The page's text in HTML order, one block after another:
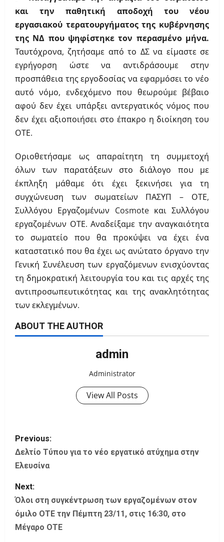
και την παθητική αποδοχή του νέου
εργασιακού τερατουργήματος της κυβέρνησης
της ΝΔ που ψηφίστηκε τον περασμένο μήνα.
Ταυτόχρονα, ζητήσαμε από το ΔΣ να είμαστε σε
εγρήγορση ώστε να αντιδράσουμε στην
προσπάθεια της εργοδοσίας να εφαρμόσει το νέο
αυτό νόμο, ενδεχόμενο που θεωρούμε βέβαιο
αφού δεν έχει υπάρξει αντεργατικός νόμος που
δεν έχει αξιοποιήσει στο έπακρο η διοίκηση του
ΟΤΕ.
Οριοθετήσαμε ως απαραίτητη τη συμμετοχή
όλων των παρατάξεων στο διάλογο που με
έκπληξη μάθαμε ότι έχει ξεκινήσει για τη
συγχώνευση των σωματείων ΠΑΣΥΠ – ΟΤΕ,
Συλλόγου Εργαζομένων Cosmote και Συλλόγου
εργαζομένων ΟΤΕ. Αναδείξαμε την αναγκαιότητα
το σωματείο που θα προκύψει να έχει ένα
καταστατικό που θα έχει ως ανώτατο όργανο την
Γενική Συνέλευση των εργαζόμενων ενισχύοντας
τη δημοκρατική λειτουργία του και τις αρχές της
αντιπροσωπευτικότητας και της ανακλητότητας
των εκλεγμένων.
ABOUT THE AUTHOR
admin
Administrator
View All Posts
P
o
t
n
Previous:
Δελτίο Τύπου για το νέο εργατικό ατύχημα στην
Ελευσίνα
Next:
Όλοι στη συγκέντρωση των εργαζομένων στον
όμιλο ΟΤΕ την Πέμπτη 23/11, στις 16:30, στο
Μέγαρο ΟΤΕ